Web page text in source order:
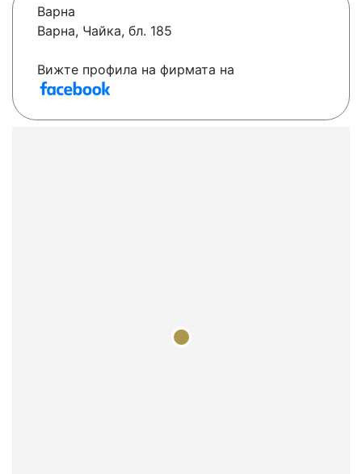
Варна
Варна, Чайка, бл. 185
Вижте профила на фирмата на